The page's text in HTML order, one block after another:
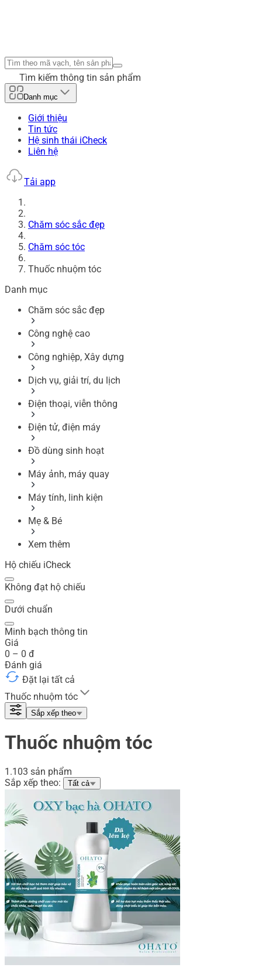
Tìm kiếm thông tin sản phẩm
Danh mục
Giới thiệu
Tin tức
Hệ sinh thái iCheck
Liên hệ
Tải app
Chăm sóc sắc đẹp
Chăm sóc tóc
Thuốc nhuộm tóc
Danh mục
Chăm sóc sắc đẹp
Công nghệ cao
Công nghiệp, Xây dựng
Dịch vụ, giải trí, du lịch
Điện thoại, viễn thông
Điện tử, điện máy
Đồ dùng sinh hoạt
Máy ảnh, máy quay
Máy tính, linh kiện
Mẹ & Bé
Xem thêm
Hộ chiếu iCheck
Không đạt hộ chiếu
Dưới chuẩn
Minh bạch thông tin
Giá
0 – 0 đ
Đánh giá
Đặt lại tất cả
Thuốc nhuộm tóc
Sắp xếp theo
Thuốc nhuộm tóc
1.103 sản phẩm
Sắp xếp theo:
Tất cả